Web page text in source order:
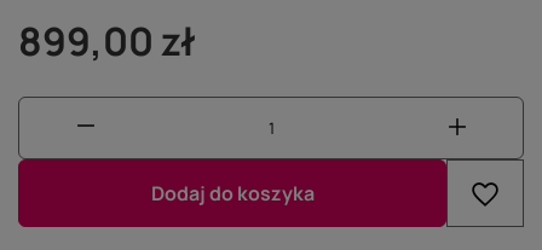
899,00 zł
Dodaj do koszyka